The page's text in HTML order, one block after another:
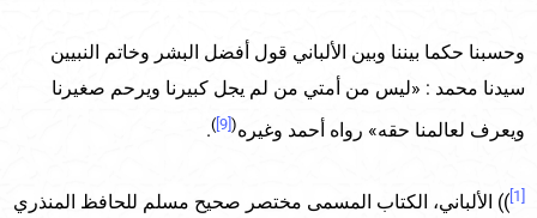
وحسبنا حكما بيننا وبين الألباني قول أفضل البشر وخاتم النبيين
سيدنا محمد : «ليس من أمتي من لم يجل كبيرنا ويرحم صغيرنا
ويعرف لعالمنا حقه» رواه أحمد وغيره(
[9]
)
.
)) الألباني، الكتاب المسمى مختصر صحيح مسلم للحافظ المنذري